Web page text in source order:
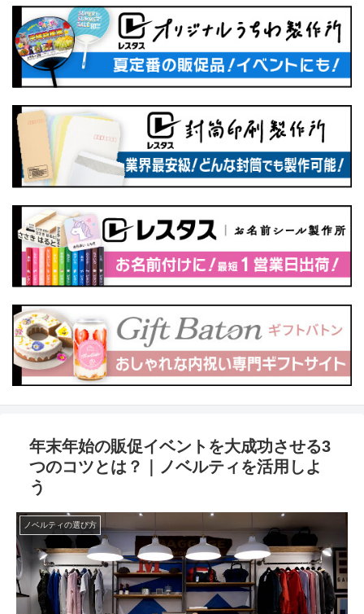
年末年始の販促イベントを大成功させる3
つのコツとは？｜ノベルティを活用しよ
う
ノベルティの選び方